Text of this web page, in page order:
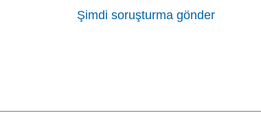
Şimdi soruşturma gönder